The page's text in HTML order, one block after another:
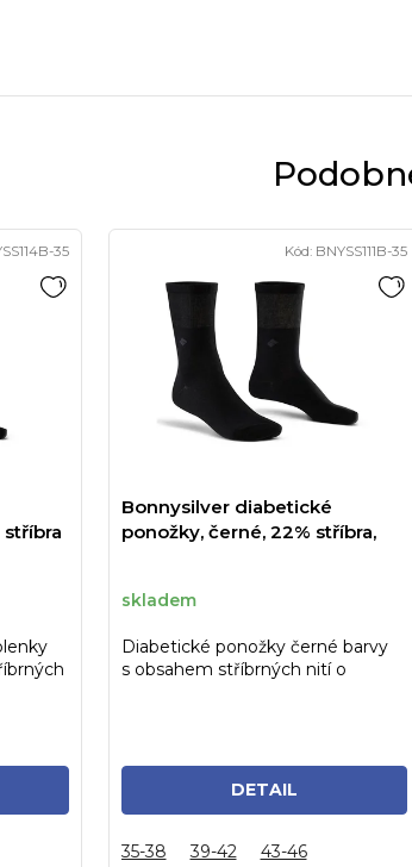
35
Bonnysilver diabetické
ponožky, černé, 22% stříbra,
skladem
DETAIL
Diabetické ponožky černé barvy
s obsahem stříbrných nití o
35-38 39-42 43-46
Kód: BNYSS111B-35